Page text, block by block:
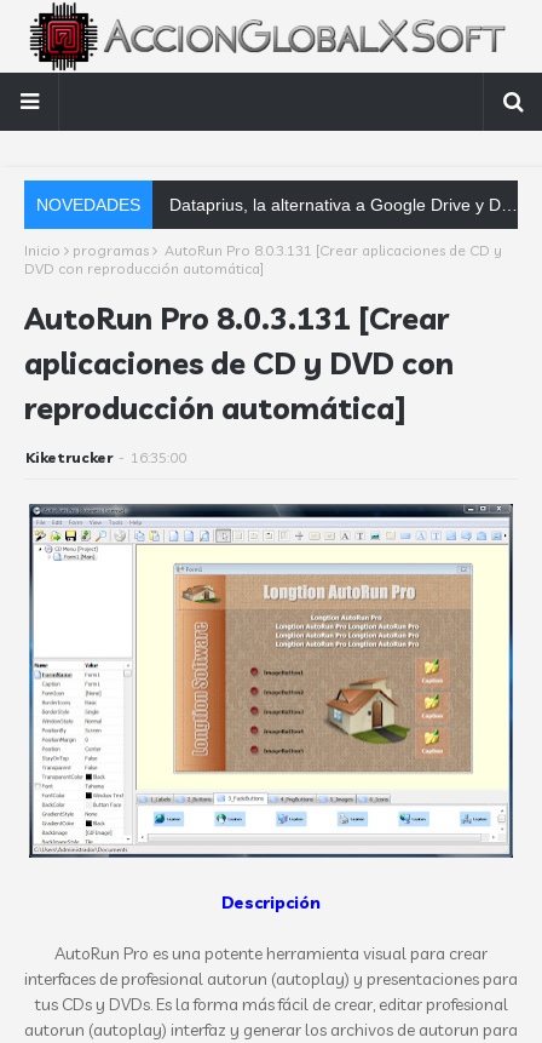
NOVEDADES Dataprius, la alternativa a Google Drive y Dropbox que las empresas deberían conocer
Inicio programas
AutoRun Pro 8.0.3.131 [Crear aplicaciones de CD y
DVD con reproducción automática]
AutoRun Pro 8.0.3.131 [Crear
aplicaciones de CD y DVD con
reproducción automática]
Kiketrucker - 16:35:00
Descripción
AutoRun Pro es una potente herramienta visual para crear
interfaces de profesional autorun (autoplay) y presentaciones para
tus CDs y DVDs. Es la forma más fácil de crear, editar profesional
autorun (autoplay) interfaz y generar los archivos de autorun para